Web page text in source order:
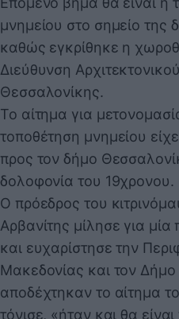
μνημείου στο σημείο της
καθώς εγκρίθηκε η
Διεύθυνση
Θεσσαλονίκης.
Το αίτημα για
τοποθέτηση μνημείου
προς τον δήμο
δολοφονία του 19χρονου.
Ο πρόεδρος του
Αρβανίτης μίλησε για μία
και ευχαρίστησε την
Μακεδονίας και τον
αποδέχτηκαν το αίτημα
τόνισε, «ήταν και θα